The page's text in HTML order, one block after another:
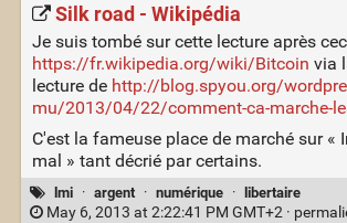
Silk road - Wikipédia
Je suis tombé sur cette lecture après
https://fr.wikipedia.org/wiki/Bitcoin via
lecture de http://blog.spyou.org/
mu/2013/04/22/comment-ca-marche-
C'est la fameuse place de marché sur «
mal » tant décrié par certains.
lmi · argent · numérique · libertaire
May 6, 2013 at 2:22:41 PM GMT+2 ·